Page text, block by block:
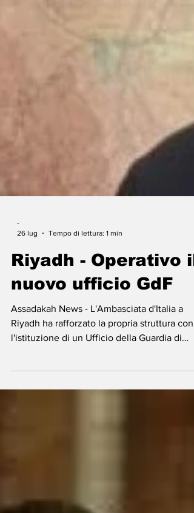
26 lug
Tempo di lettura: 1 min
Riyadh - Operativo il
nuovo ufficio GdF
Riyadh ha rafforzato la propria struttura con
economico-finanziaria. Si aggiunge alle altre